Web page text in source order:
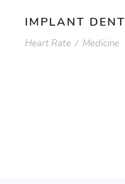
IMPLANT
Heart Rate / Medicine